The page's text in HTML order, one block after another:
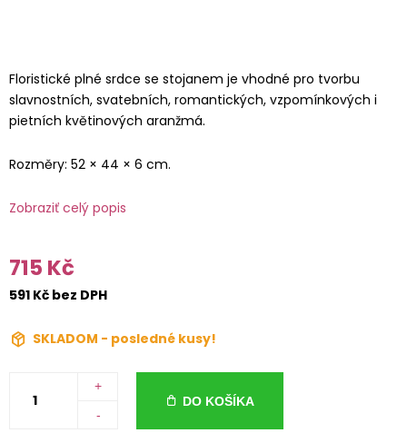
Floristické plné srdce se stojanem je vhodné pro tvorbu
slavnostních, svatebních, romantických, vzpomínkových i
pietních květinových aranžmá.
Rozměry: 52 × 44 × 6 cm.
Zobraziť celý popis
715 Kč
591 Kč bez DPH
SKLADOM - posledné kusy!
+
-
DO KOŠÍKA